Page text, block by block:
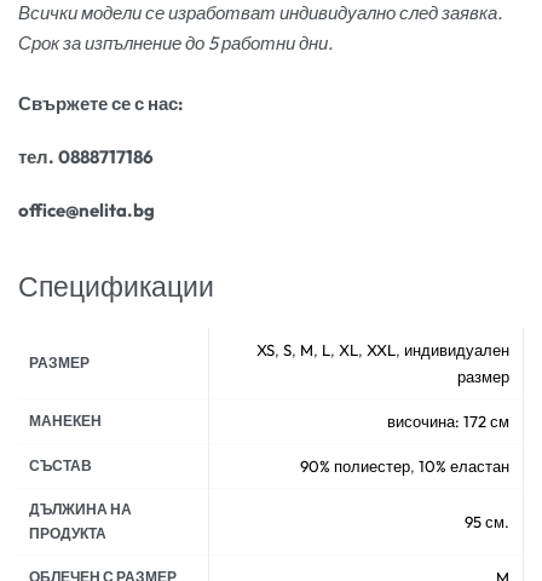
Всички модели се изработват индивидуално след заявка.
Срок за изпълнение до 5 работни дни.
Свържете се с нас:
тел. 0888717186
office@nelita.bg
Спецификации
РАЗМЕР
XS, S, M, L, XL, XXL, индивидуален
размер
МАНЕКЕН височина: 172 см
СЪСТАВ 90% полиестер, 10% еластан
ДЪЛЖИНА НА
ПРОДУКТА
95 см.
ОБЛЕЧЕН С РАЗМЕР M